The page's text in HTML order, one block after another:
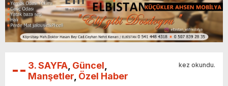
3. SAYFA Güncel
Manşetler Özel Haber
kez okundu.